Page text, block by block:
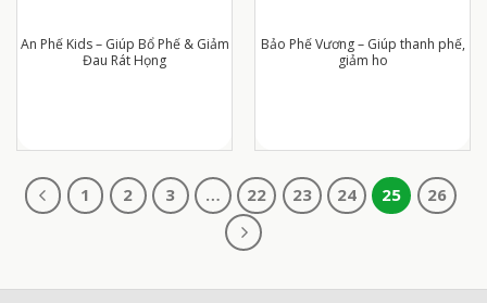
An Phế Kids – Giúp Bổ Phế & Giảm
Đau Rát Họng
Bảo Phế Vương – Giúp thanh phế,
giảm ho
1 2 3 … 22 23 24 25 26